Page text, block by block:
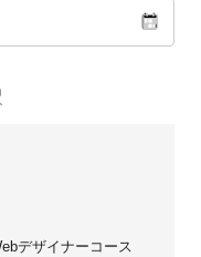
デザイナーコース